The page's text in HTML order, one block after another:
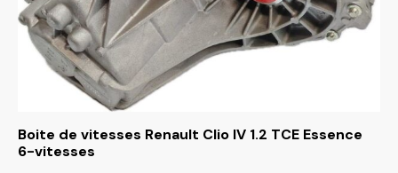
Boite de vitesses Renault Clio IV 1.2 TCE Essence
6-vitesses